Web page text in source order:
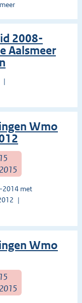
2008-
Aalsmeer
Wmo
2014 met
Wmo